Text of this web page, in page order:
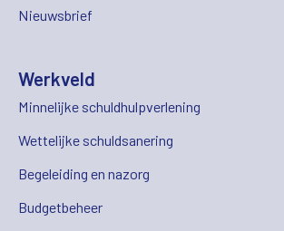
Nieuwsbrief
Werkveld
Minnelijke schuldhulpverlening
Wettelijke schuldsanering
Begeleiding en nazorg
Budgetbeheer